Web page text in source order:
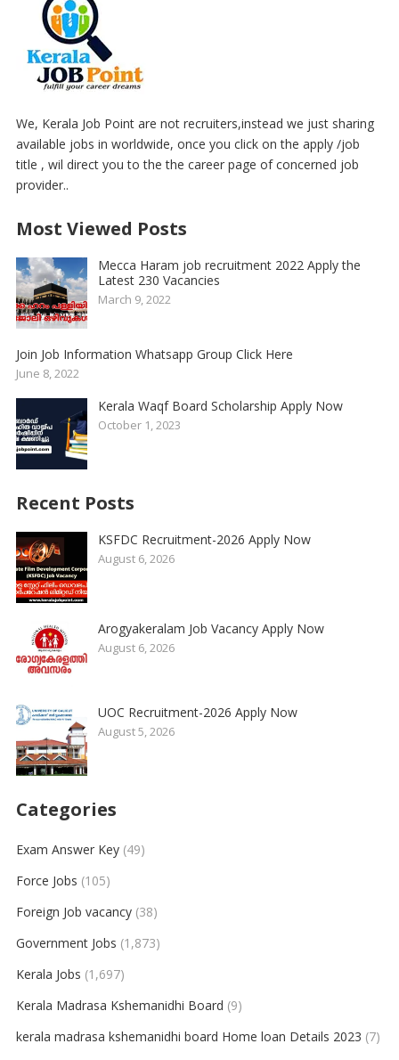
We, Kerala Job Point are not recruiters,instead we just sharing
available jobs in worldwide, once you click on the apply /job
title , wil direct you to the the career page of concerned job
provider..
Most Viewed Posts
Mecca Haram job recruitment 2022 Apply the
Latest 230 Vacancies
March 9, 2022
Join Job Information Whatsapp Group Click Here
June 8, 2022
Kerala Waqf Board Scholarship Apply Now
October 1, 2023
Recent Posts
KSFDC Recruitment-2026 Apply Now
August 6, 2026
Arogyakeralam Job Vacancy Apply Now
August 6, 2026
UOC Recruitment-2026 Apply Now
August 5, 2026
Categories
Exam Answer Key(49)
Force Jobs (105)
Foreign Job vacancy(38)
Government Jobs (1,873)
Kerala Jobs (1,697)
Kerala Madrasa Kshemanidhi Board (9)
kerala madrasa kshemanidhi board Home loan Details 2023 (7)